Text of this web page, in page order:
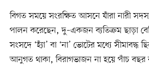
বিগত সময়ে সংরক্ষিত আসনে যাঁরা নারী সদস্য
পালন করেছেন, দু–একজন ব্যতিক্রম ছাড়া
সংসদে ‘হ্যাঁ’ বা ‘না’ ভোটের মধ্যে সীমাবদ্ধ
আনুগত থাকা, বিরাগভাজন না হয়ে পাঁচ বছর